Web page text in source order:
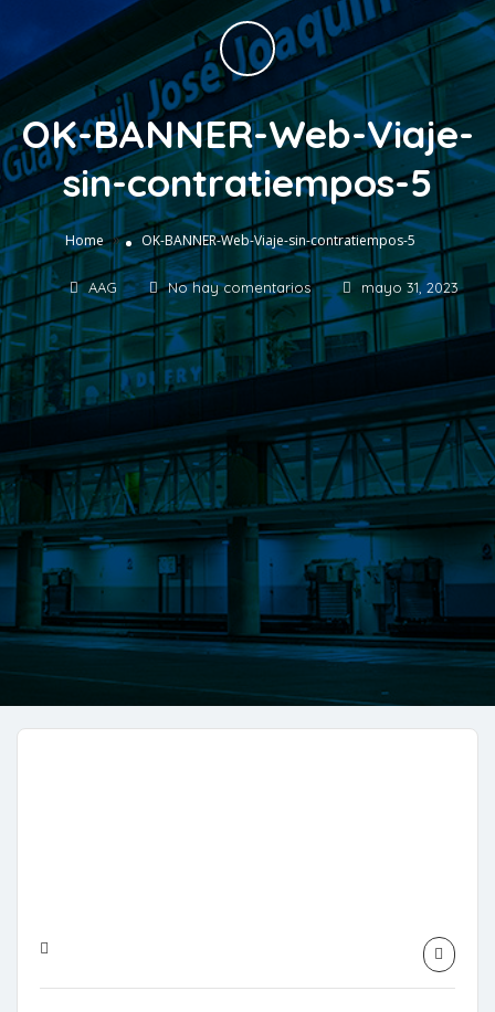
OK-BANNER-Web-Viaje-
sin-contratiempos-5
Home » OK-BANNER-Web-Viaje-sin-contratiempos-5
AAG No hay comentarios mayo 31, 2023